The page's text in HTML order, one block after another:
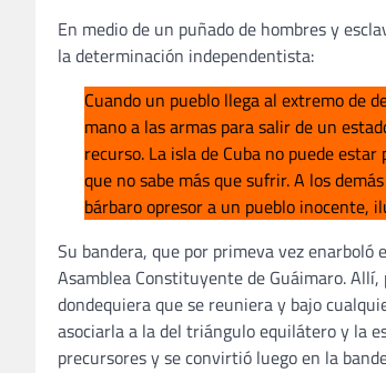
En medio de un puñado de hombres y
la determinación independentista:
Cuando un pueblo llega al extremo de
mano a las armas para salir de un
recurso. La isla de Cuba no puede
que no sabe más que sufrir. A los
bárbaro opresor a un pueblo inocente,
Su bandera, que por primeva vez enarboló
Asamblea Constituyente de Guáimaro.
dondequiera que se reuniera y bajo
asociarla a la del triángulo equilátero y la
precursores y se convirtió luego en la